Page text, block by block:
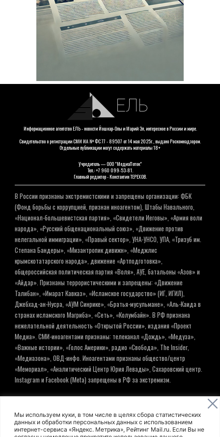
Мы используем куки, в том числе в целях сбора статистических
данных и обработки персональных данных с использованием
интернет-сервиса «Яндекс. Метрика», Рейтинг Mail.ru. Если Вы не
ЕЛЬ
Информационное агентство ЕЛЬ - новости Йошкар-Олы и Марий Эл, интересное в России и мире.
Свидетельство о регистрации СМИ ИА № ФС 77 - 89507 от 14 мая 2025г., выдано Роскомнадзором.
Отдельные публикации могут содержать материалы 18+
Учредитель — ООО "МедиаПоток"
Тел.: +7 960 099-53-81.
Главный редактор - Константин ТЕРЕХОВ.
В России признаны экстремистскими и запрещены организации: ФБК
(Фонд борьбы с коррупцией, признан иноагентом), Штабы Навального,
«Национал-большевистская партия», «Свидетели Иеговы», «Армия воли
народа», «Русский общенациональный союз», «Движение против
нелегальной иммиграции», «Правый сектор», УНА-УНСО, УПА, «Тризуб им.
Степана Бандеры», «Мизантропик дивижн», «Меджлис
крымскотатарского народа», движение «Артподготовка»,
общероссийская политическая партия «Воля», АУЕ, батальоны «Азов» и
«Айдар». Признаны террористическими и запрещены: «Движение
Талибан», «Имарат Кавказ», «Исламское государство» (ИГ, ИГИЛ),
Джебхад-ан-Нусра, «АУМ Синрике», «Братья-мусульмане», «Аль-Каида в
странах исламского Магриба», «Сеть», «Колумбайн». В РФ признана
нежелательной деятельность «Открытой России», издания «Проект
Медиа». СМИ-иноагентами признаны: телеканал «Дождь», «Медуза»,
«Важные истории», «Голос Америки», радио «Свобода», The Insider,
«Медиазона», ОВД-инфо. Иноагентами признаны общество/центр
«Мемориал», «Аналитический Центр Юрия Левады», Сахаровский центр.
Instagram и Facebook (Metа) запрещены в РФ за экстремизм.
© ИНФОРМАЦИОННОЕ АГЕНТСТВО ЕЛЬ
Политика обработки персональных данных